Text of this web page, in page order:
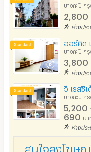
บางกะปิ ก
2,800
ห่างปร
ออร์คิด
บางกะปิ ก
3,800
ห่างปร
วี เรสซิ
บางกะปิ ก
5,200
690 บา
ห่างปร
สนใจลงโฆษ